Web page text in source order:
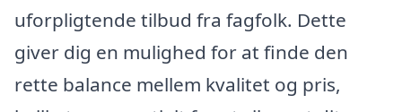
uforpligtende tilbud fra fagfolk. Dette
giver dig en mulighed for at finde den
rette balance mellem kvalitet og pris,